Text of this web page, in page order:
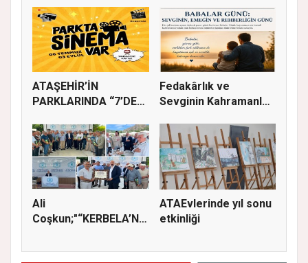
ATAŞEHİR’İN
PARKLARINDA “7’DEN
Fedakârlık ve
Sevginin Kahramanları
Ali
Coşkun;"“KERBELA’NIN
HA...
ATAEvlerinde yıl sonu
etkinliği